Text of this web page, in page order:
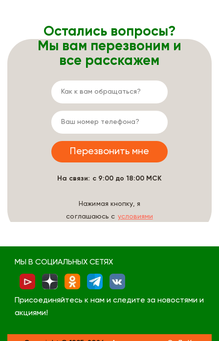
Остались вопросы?
Мы вам перезвоним и
все расскажем
На связи: с 9:00 до 18:00 МСК
Нажимая кнопку, я
соглашаюсь с условиями
МЫ В СОЦИАЛЬНЫХ СЕТЯХ
Присоединяйтесь к нам и следите за новостями и
акциями!